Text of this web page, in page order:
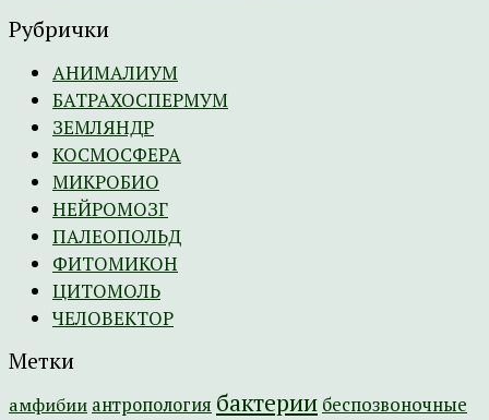
Рубрички
АНИМАЛИУМ
БАТРАХОСПЕРМУМ
ЗЕМЛЯНДР
КОСМОСФЕРА
МИКРОБИО
НЕЙРОМОЗГ
ПАЛЕОПОЛЬД
ФИТОМИКОН
ЦИТОМОЛЬ
ЧЕЛОВЕКТОР
Метки
амфибии антропология бактерии беспозвоночные